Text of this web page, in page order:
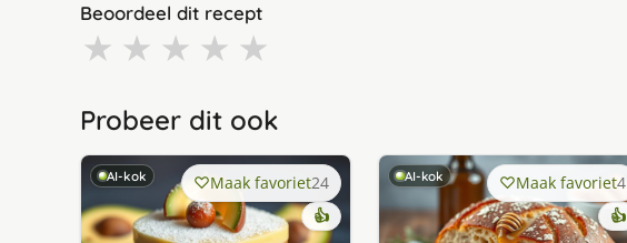
Beoordeel dit recept
★ ★ ★ ★ ★
Probeer dit ook
AI-kok Maak favoriet24
👍
AI-kok Maak favoriet4
👍